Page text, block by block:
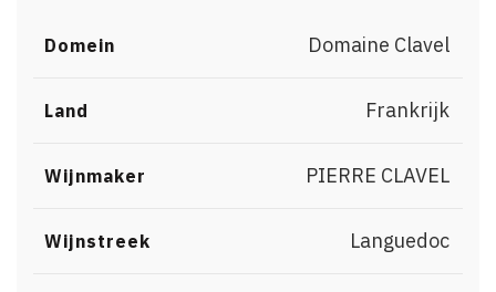
Domein Domaine Clavel
Land Frankrijk
Wijnmaker PIERRE CLAVEL
Wijnstreek Languedoc